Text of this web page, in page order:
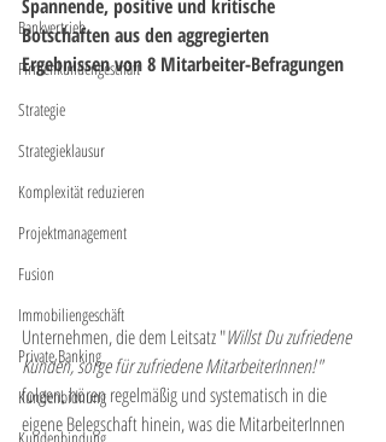
Bankvertrieb
Firmenkundengeschäft
Strategie
Strategieklausur
Komplexität reduzieren
Projektmanagement
Fusion
Immobiliengeschäft
Private Banking
Kundenbidnung
Spannende, positive und kritische
Botschaften aus den aggregierten
Ergebnissen von 8 Mitarbeiter-Befragungen
Unternehmen, die dem Leitsatz "Willst Du zufriedene
Kunden, sorge für zufriedene MitarbeiterInnen!"
folgen, hören regelmäßig und systematisch in die
eigene Belegschaft hinein, was die MitarbeiterInnen